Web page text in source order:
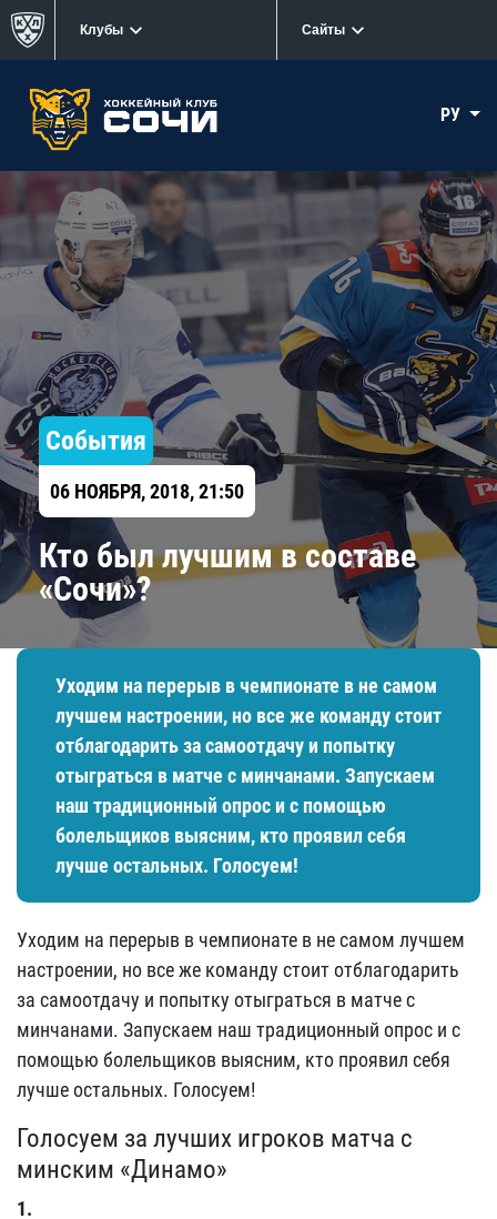
Клубы Сайты
РУ
События
06 НОЯБРЯ, 2018, 21:50
Кто был лучшим в составе
«Сочи»?
Уходим на перерыв в чемпионате в не самом
лучшем настроении, но все же команду стоит
отблагодарить за самоотдачу и попытку
отыграться в матче с минчанами. Запускаем
наш традиционный опрос и с помощью
болельщиков выясним, кто проявил себя
лучше остальных. Голосуем!
Уходим на перерыв в чемпионате в не самом лучшем
настроении, но все же команду стоит отблагодарить
за самоотдачу и попытку отыграться в матче с
минчанами. Запускаем наш традиционный опрос и с
помощью болельщиков выясним, кто проявил себя
лучше остальных. Голосуем!
Голосуем за лучших игроков матча с
минским «Динамо»
1.